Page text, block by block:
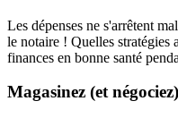
Les dépenses ne s'arrêtent
le notaire ! Quelles stratégies
finances en bonne santé
Magasinez (et